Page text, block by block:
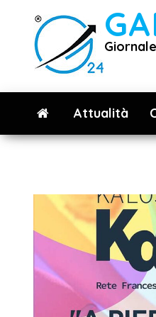
contenuto
Attualità